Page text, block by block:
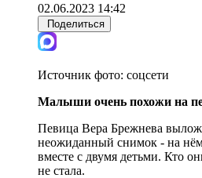
02.06.2023 14:42
Поделиться
Источник фото: соцсети
Малыши очень похожи на
Певица Вера Брежнева
неожиданный снимок - на
вместе с двумя детьми. Кто
не стала.